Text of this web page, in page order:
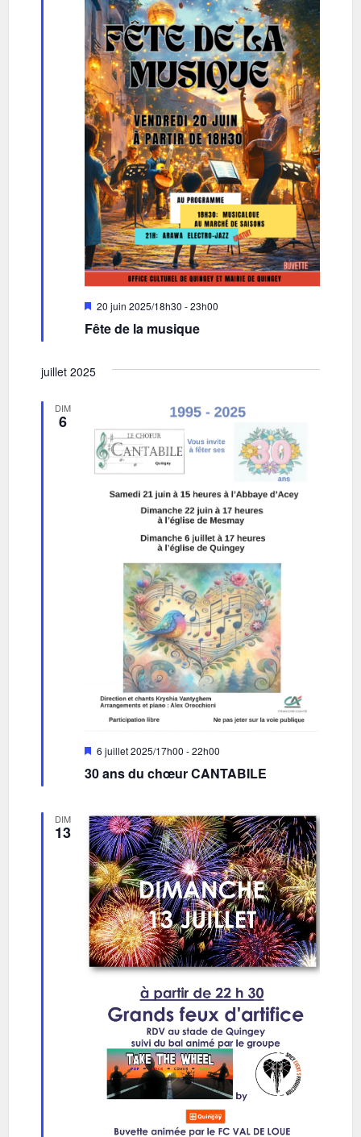
Fête de la musique
Mis
avant
20 juin 2025/18h30 -23h00
juillet 2025
DIM
6
30 ans du chœur CANTABILE
Mis
avant
6 juillet 2025/17h00 -22h00
DIM
13